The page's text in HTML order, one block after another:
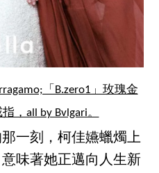
「B.zero1」玫瑰金
，all by Bvlgari。
一刻，柯佳嬿蠟燭上
味著她正邁向人生新